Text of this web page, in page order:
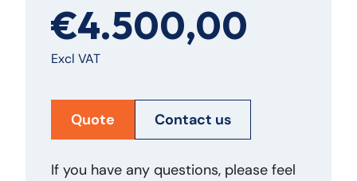
€4.500,00
Excl VAT
Quote Contact us
If you have any questions, please feel